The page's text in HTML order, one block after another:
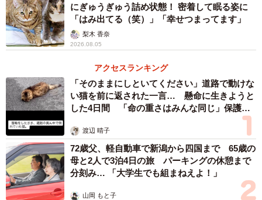
にぎゅうぎゅう詰め状態！ 密着して眠る姿に
「はみ出てる（笑）」「幸せつまってます」
梨木 香奈
2026.08.05
アクセスランキング
「そのままにしといてください」道路で動けな
い猫を前に返された一言… 懸命に生きようと
した4日間 「命の重さはみんな同じ」保護団
渡辺 晴子
72歳父、軽自動車で新潟から四国まで 65歳の
母と2人で3泊4日の旅 パーキングの休憩まで
分刻み… 「大学生でも組まねえよ！」
山岡 もと子